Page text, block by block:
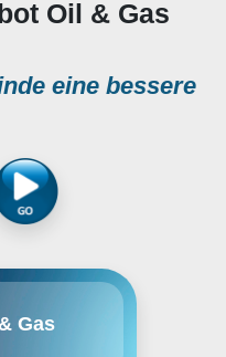
Oil & Gas
eine bessere
Gas